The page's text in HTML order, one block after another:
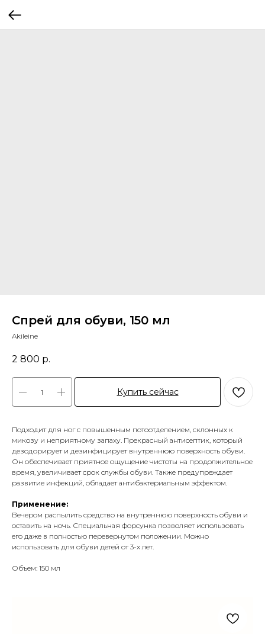
Спрей для обуви, 150 мл
Akileine
2 800 р.
Купить сейчас
Подходит для ног с повышенным потоотделением, склонных к
микозу и неприятному запаху. Прекрасный антисептик, который
дезодорирует и дезинфицирует внутреннюю поверхность обуви.
Он обеспечивает приятное ощущение чистоты на продолжительное
время, увеличивает срок службы обуви. Также предупреждает
развитие инфекций, обладает антибактериальным эффектом.
Применение:
Вечером распылить средство на внутреннюю поверхность обуви и
оставить на ночь. Специальная форсунка позволяет использовать
его даже в полностью перевернутом положении. Можно
использовать для обуви детей от 3-х лет.
Объем: 150 мл